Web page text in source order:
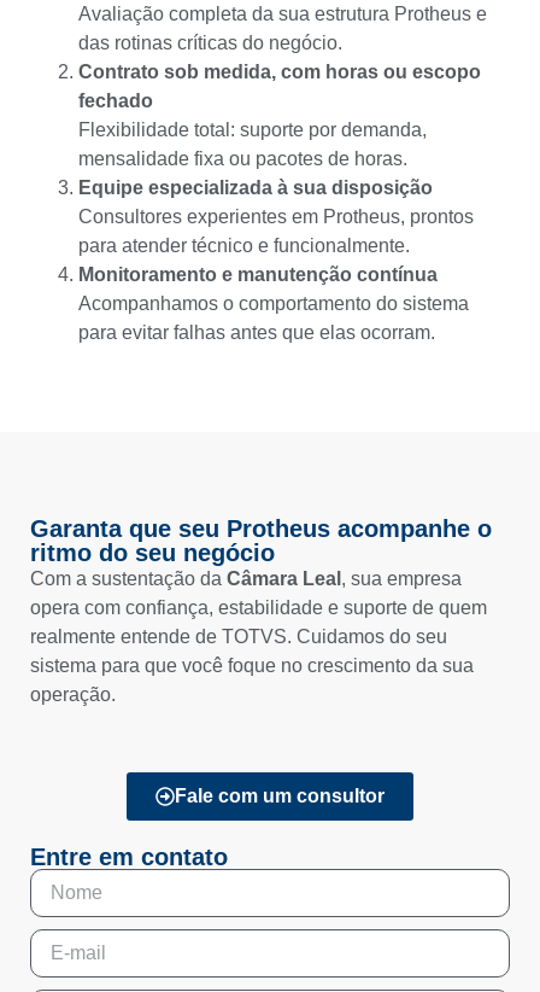
Avaliação completa da sua estrutura Protheus e
das rotinas críticas do negócio.
Contrato sob medida, com horas ou escopo
fechado
Flexibilidade total: suporte por demanda,
mensalidade fixa ou pacotes de horas.
Equipe especializada à sua disposição
Consultores experientes em Protheus, prontos
para atender técnico e funcionalmente.
Monitoramento e manutenção contínua
Acompanhamos o comportamento do sistema
para evitar falhas antes que elas ocorram.
Garanta que seu Protheus acompanhe o
ritmo do seu negócio
Com a sustentação da Câmara Leal , sua empresa
opera com confiança, estabilidade e suporte de quem
realmente entende de TOTVS. Cuidamos do seu
sistema para que você foque no crescimento da sua
operação.
Fale com um consultor
Entre em contato